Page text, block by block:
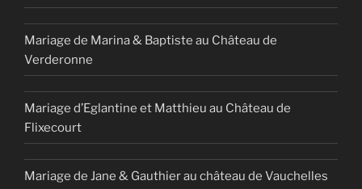
Mariage de Marina & Baptiste au Château de
Verderonne
Mariage d’Eglantine et Matthieu au Château de
Flixecourt
Mariage de Jane & Gauthier au château de Vauchelles